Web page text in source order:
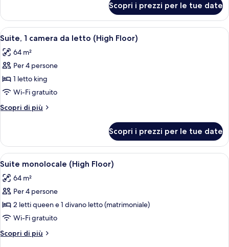
letto
1
camera
da
Scopri i prezzi per le tue date
Apri
tutte
le
foto
per
Suite,
1
camera
letto
(High
Floor)
Una cucina compatta in hotel, con
5
Suite, 1 camera da letto (High Floor)
64 m²
Per 4 persone
1 letto king
Wi-Fi gratuito
Scopri di più
Altri
1
camera
da
(High
Floor)
Scopri i prezzi per le tue date
Apri
tutte
le
foto
per
Suite
monolocale
(High
Una cucina compatta in hotel, con
7
Suite monolocale (High Floor)
64 m²
Per 4 persone
2 letti queen e 1 divano letto (matrimoniale)
Wi-Fi gratuito
Scopri di più
Altri